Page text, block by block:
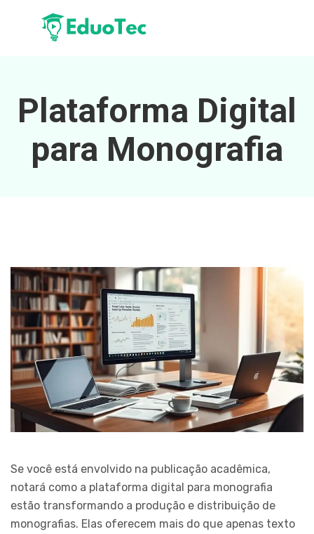
Plataforma Digital
para Monografia
Se você está envolvido na publicação acadêmica,
notará como a plataforma digital para monografia
estão transformando a produção e distribuição de
monografias. Elas oferecem mais do que apenas texto